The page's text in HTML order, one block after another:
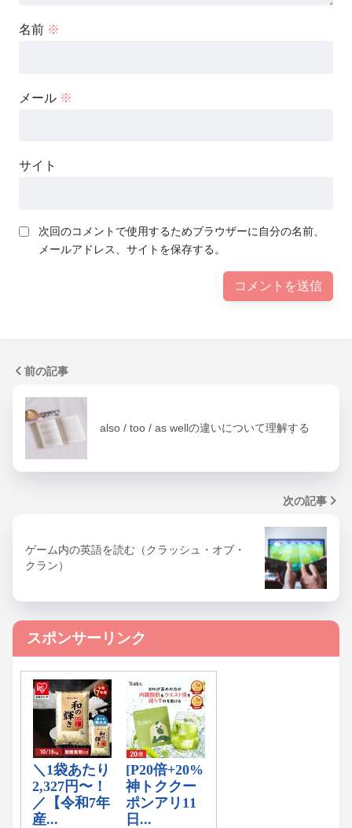
名前 ※
メール ※
サイト
次回のコメントで使用するためブラウザーに自分の名前、
メールアドレス、サイトを保存する。
前の記事
also / too / as wellの違いについて理解する
次の記事
ゲーム内の英語を読む（クラッシュ・オブ・
クラン）
スポンサーリンク